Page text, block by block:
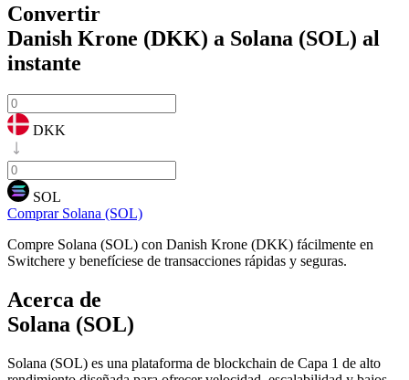
Convertir
Danish Krone (DKK) a Solana (SOL) al
instante
DKK
SOL
Comprar Solana (SOL)
Compre Solana (SOL) con Danish Krone (DKK) fácilmente en
Switchere y benefíciese de transacciones rápidas y seguras.
Acerca de
Solana (SOL)
Solana (SOL) es una plataforma de blockchain de Capa 1 de alto